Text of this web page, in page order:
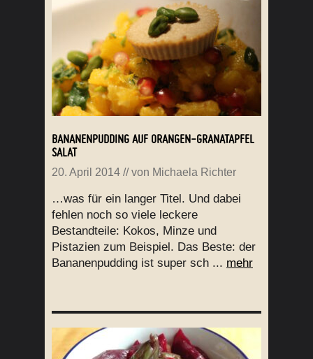
BANANENPUDDING AUF ORANGEN-GRANATAPFEL
SALAT
20. April 2014 // von Michaela Richter
…was für ein langer Titel. Und dabei
fehlen noch so viele leckere
Bestandteile: Kokos, Minze und
Pistazien zum Beispiel. Das Beste: der
Bananenpudding ist super sch ... mehr